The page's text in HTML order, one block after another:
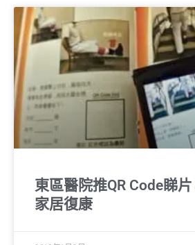
東區醫院推QR Code睇
家居復康